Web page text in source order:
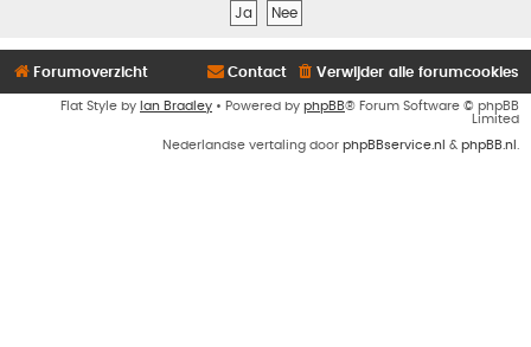
Forumoverzicht Verwijder alle forumcookies
Contact
Flat Style by Ian Bradley • Powered by phpBB® Forum Software © phpBB
Limited
Nederlandse vertaling door phpBBservice.nl & phpBB.nl